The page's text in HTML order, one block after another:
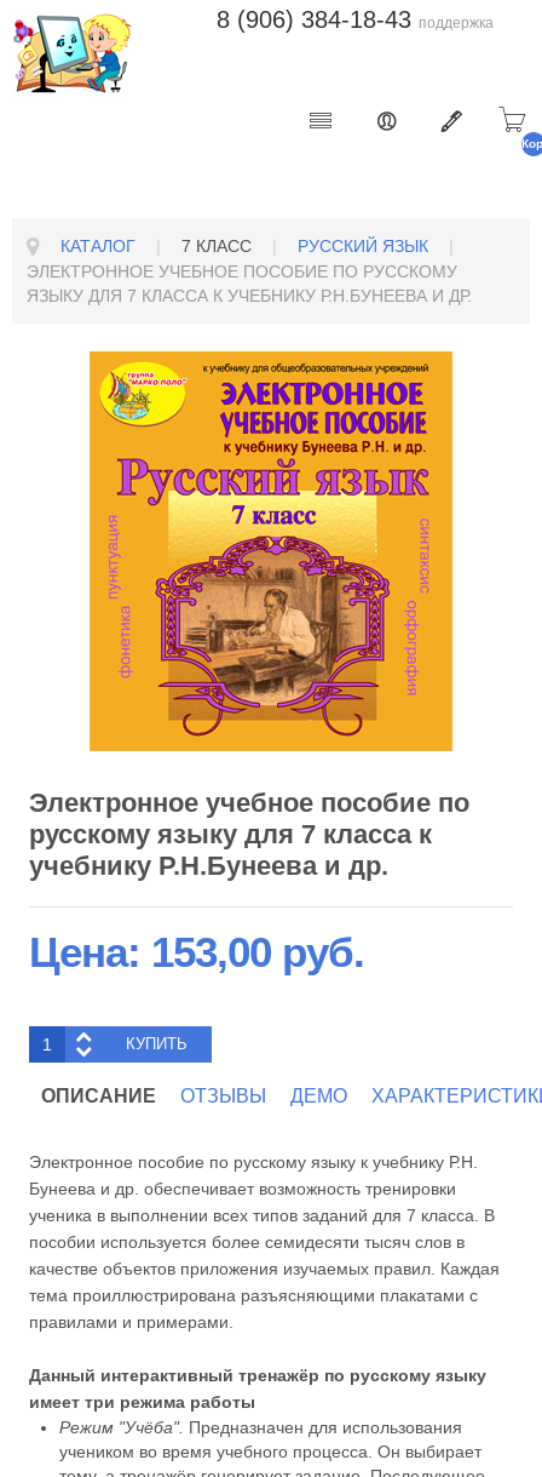
8 (906) 384-18-43 поддержка
КАТАЛОГ | 7 КЛАСС | РУССКИЙ ЯЗЫК
|
ЭЛЕКТРОННОЕ УЧЕБНОЕ ПОСОБИЕ ПО РУССКОМУ
ЯЗЫКУ ДЛЯ 7 КЛАССА К УЧЕБНИКУ Р.Н.БУНЕЕВА И ДР.
Электронное учебное пособие по
русскому языку для 7 класса к
учебнику Р.Н.Бунеева и др.
Цена: 153,00 руб.
ОПИСАНИЕ ОТЗЫВЫ ДЕМО
Электронное пособие по русскому языку к учебнику Р.Н.
Бунеева и др. обеспечивает возможность тренировки
ученика в выполнении всех типов заданий для 7 класса. В
пособии используется более семидесяти тысяч слов в
качестве объектов приложения изучаемых правил. Каждая
тема проиллюстрирована разъясняющими плакатами с
правилами и примерами.
Данный интерактивный тренажёр по русскому языку
имеет три режима работы
Режим "Учёба". Предназначен для использования
учеником во время учебного процесса. Он выбирает